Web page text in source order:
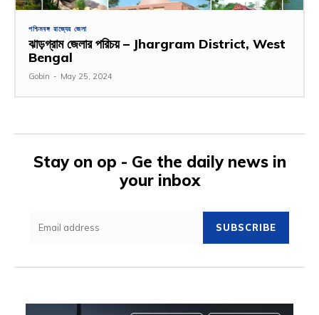
পশ্চিমবঙ্গ রাজ্যের জেলা
ঝাড়গ্রাম জেলার পরিচয় – Jhargram District, West
Bengal
Gobin - May 25, 2024
Stay on op - Ge the daily news in
your inbox
SUBSCRIBE